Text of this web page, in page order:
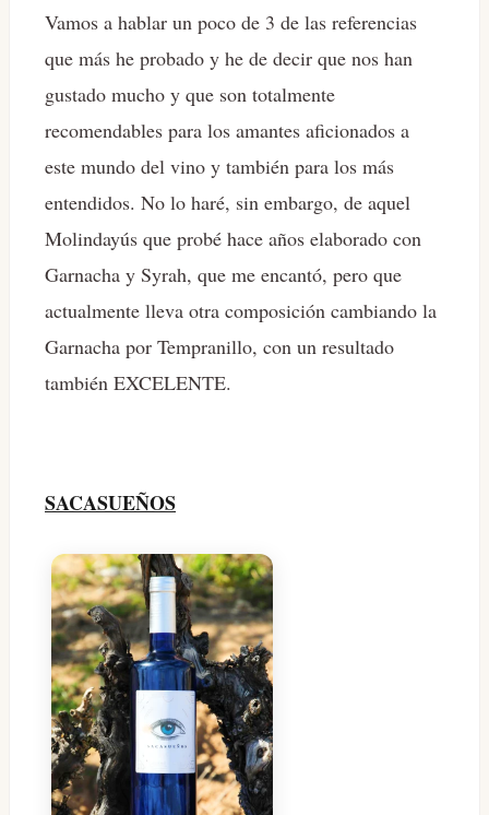
Vamos a hablar un poco de 3 de las referencias
que más he probado y he de decir que nos han
gustado mucho y que son totalmente
recomendables para los amantes aficionados a
este mundo del vino y también para los más
entendidos. No lo haré, sin embargo, de aquel
Molindayús que probé hace años elaborado con
Garnacha y Syrah, que me encantó, pero que
actualmente lleva otra composición cambiando la
Garnacha por Tempranillo, con un resultado
también EXCELENTE.
SACASUEÑOS